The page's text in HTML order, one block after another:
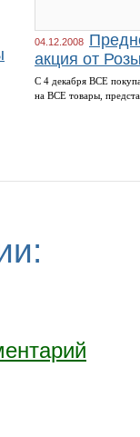
04.12.2008
акция от
С 4 декабря ВСЕ
на ВСЕ товары,